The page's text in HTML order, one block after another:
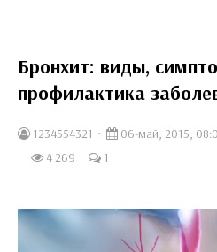
Бронхит: виды,
профилактика
1234554321 06-май, 2015,
4 269
1